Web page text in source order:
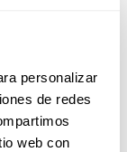
personalizar
de redes
web con